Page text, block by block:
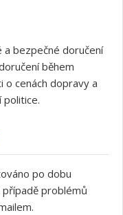
a bezpečné doručení
během
o cenách dopravy a
politice.
po dobu
problémů